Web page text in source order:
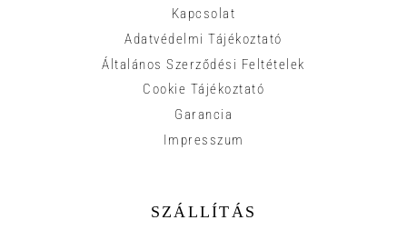
Kapcsolat
Adatvédelmi Tájékoztató
Általános Szerződési Feltételek
Cookie Tájékoztató
Garancia
Impresszum
SZÁLLÍTÁS